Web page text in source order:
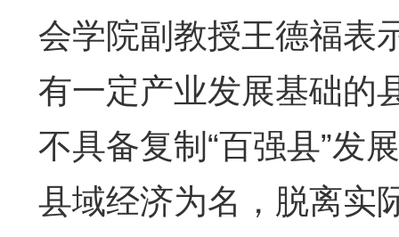
会学院副教授王德福表
有一定产业发展基础的
不具备复制“百强县”发
县域经济为名，脱离实